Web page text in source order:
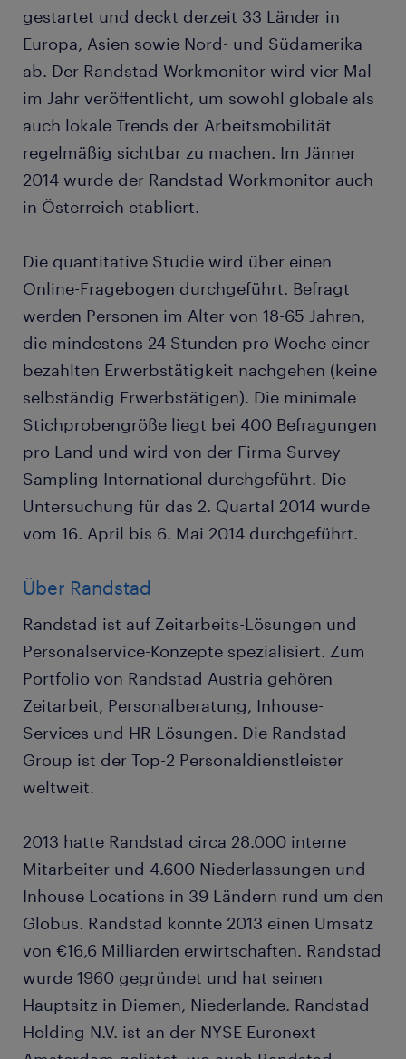
gestartet und deckt derzeit 33 Länder in
Europa, Asien sowie Nord- und Südamerika
ab. Der Randstad Workmonitor wird vier Mal
im Jahr veröffentlicht, um sowohl globale als
auch lokale Trends der Arbeitsmobilität
regelmäßig sichtbar zu machen. Im Jänner
2014 wurde der Randstad Workmonitor auch
in Österreich etabliert.
Die quantitative Studie wird über einen
Online-Fragebogen durchgeführt. Befragt
werden Personen im Alter von 18-65 Jahren,
die mindestens 24 Stunden pro Woche einer
bezahlten Erwerbstätigkeit nachgehen (keine
selbständig Erwerbstätigen). Die minimale
Stichprobengröße liegt bei 400 Befragungen
pro Land und wird von der Firma Survey
Sampling International durchgeführt. Die
Untersuchung für das 2. Quartal 2014 wurde
vom 16. April bis 6. Mai 2014 durchgeführt.
Über Randstad
Randstad ist auf Zeitarbeits-Lösungen und
Personalservice-Konzepte spezialisiert. Zum
Portfolio von Randstad Austria gehören
Zeitarbeit, Personalberatung, Inhouse-
Services und HR-Lösungen. Die Randstad
Group ist der Top-2 Personaldienstleister
weltweit.
2013 hatte Randstad circa 28.000 interne
Mitarbeiter und 4.600 Niederlassungen und
Inhouse Locations in 39 Ländern rund um den
Globus. Randstad konnte 2013 einen Umsatz
von €16,6 Milliarden erwirtschaften. Randstad
wurde 1960 gegründet und hat seinen
Hauptsitz in Diemen, Niederlande. Randstad
Holding N.V. ist an der NYSE Euronext